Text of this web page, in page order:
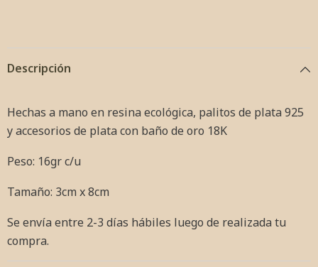
Descripción
Hechas a mano en resina ecológica, palitos de plata 925
y accesorios de plata con baño de oro 18K
Peso: 16gr c/u
Tamaño: 3cm x 8cm
Se envía entre 2-3 días hábiles luego de realizada tu
compra.